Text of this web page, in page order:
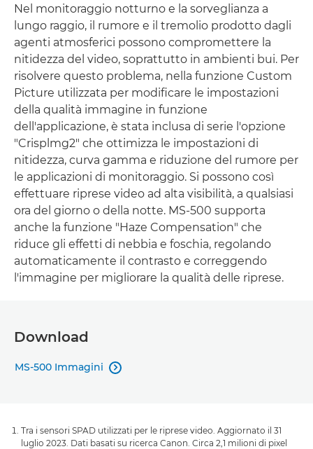
Nel monitoraggio notturno e la sorveglianza a
lungo raggio, il rumore e il tremolio prodotto dagli
agenti atmosferici possono compromettere la
nitidezza del video, soprattutto in ambienti bui. Per
risolvere questo problema, nella funzione Custom
Picture utilizzata per modificare le impostazioni
della qualità immagine in funzione
dell'applicazione, è stata inclusa di serie l'opzione
"Crisplmg2" che ottimizza le impostazioni di
nitidezza, curva gamma e riduzione del rumore per
le applicazioni di monitoraggio. Si possono così
effettuare riprese video ad alta visibilità, a qualsiasi
ora del giorno o della notte. MS-500 supporta
anche la funzione "Haze Compensation" che
riduce gli effetti di nebbia e foschia, regolando
automaticamente il contrasto e correggendo
l'immagine per migliorare la qualità delle riprese.
Download
MS-500 Immagini 
Tra i sensori SPAD utilizzati per le riprese video. Aggiornato il 31
luglio 2023. Dati basati su ricerca Canon. Circa 2,1 milioni di pixel